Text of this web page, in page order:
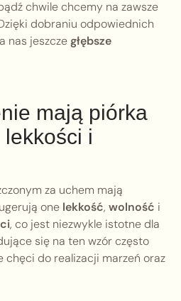
chwile chcemy na zawsze
dobraniu odpowiednich
nas jeszczegłębsze
mają piórka
i
za uchem mają
one lekkość, wolność i
, co jest niezwykle istotne dla
się na ten wzór często
chęci do realizacji marzeń oraz